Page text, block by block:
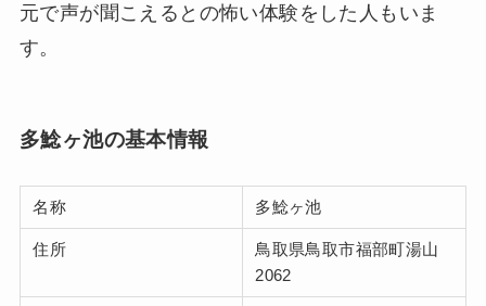
元で声が聞こえるとの怖い体験をした人もいま
す。
多鯰ヶ池の基本情報
名称 多鯰ヶ池
住所
鳥取県鳥取市福部町湯山
2062